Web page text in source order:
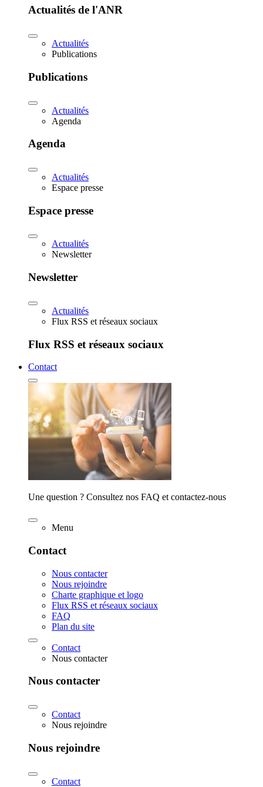
Actualités de l'ANR
Actualités
Publications
Publications
Actualités
Agenda
Agenda
Actualités
Espace presse
Espace presse
Actualités
Newsletter
Newsletter
Actualités
Flux RSS et réseaux sociaux
Flux RSS et réseaux sociaux
Contact
Une question ? Consultez nos FAQ et contactez-nous
Menu
Contact
Nous contacter
Nous rejoindre
Charte graphique et logo
Flux RSS et réseaux sociaux
FAQ
Plan du site
Contact
Nous contacter
Nous contacter
Contact
Nous rejoindre
Nous rejoindre
Contact